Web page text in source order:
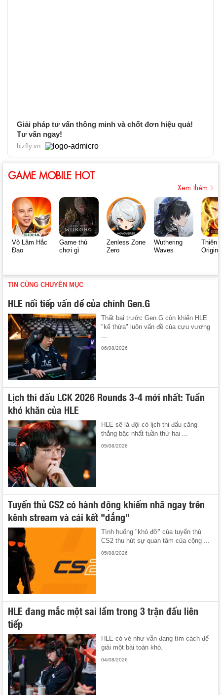
Giải pháp tư vấn thông minh và chốt đơn hiệu quả!
Tư vấn ngay!
bizfly.vn
GAME MOBILE HOT
Xem thêm
Võ Lâm Hắc
Đạo
Game thủ
chơi gì
Zenless Zone
Zero
Wuthering
Waves
Thiên
Origin
TIN CÙNG CHUYÊN MỤC
HLE nối tiếp vấn đề của chính Gen.G
Thất bại trước Gen.G còn khiến HLE
"kế thừa" luôn vấn đề của cựu vương
06/08/2026
Lịch thi đấu LCK 2026 Rounds 3-4 mới nhất: Tuần
khó khăn của HLE
HLE sẽ là đội có lịch thi đấu căng
thẳng bậc nhất tuần thứ hai ...
05/08/2026
Tuyển thủ CS2 có hành động khiếm nhã ngay trên
kênh stream và cái kết "đắng"
Tình huống "khó đỡ" của tuyển thủ
CS2 thu hút sự quan tâm của cộng ...
05/08/2026
HLE đang mắc một sai lầm trong 3 trận đấu liên
tiếp
HLE có vẻ như vẫn đang tìm cách để
giải một bài toán khó.
04/08/2026